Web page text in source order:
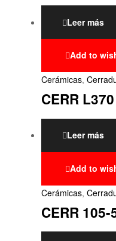
Leer más
Add to
Cerámicas,
CERR
Leer más
Add to
Cerámicas,
CERR